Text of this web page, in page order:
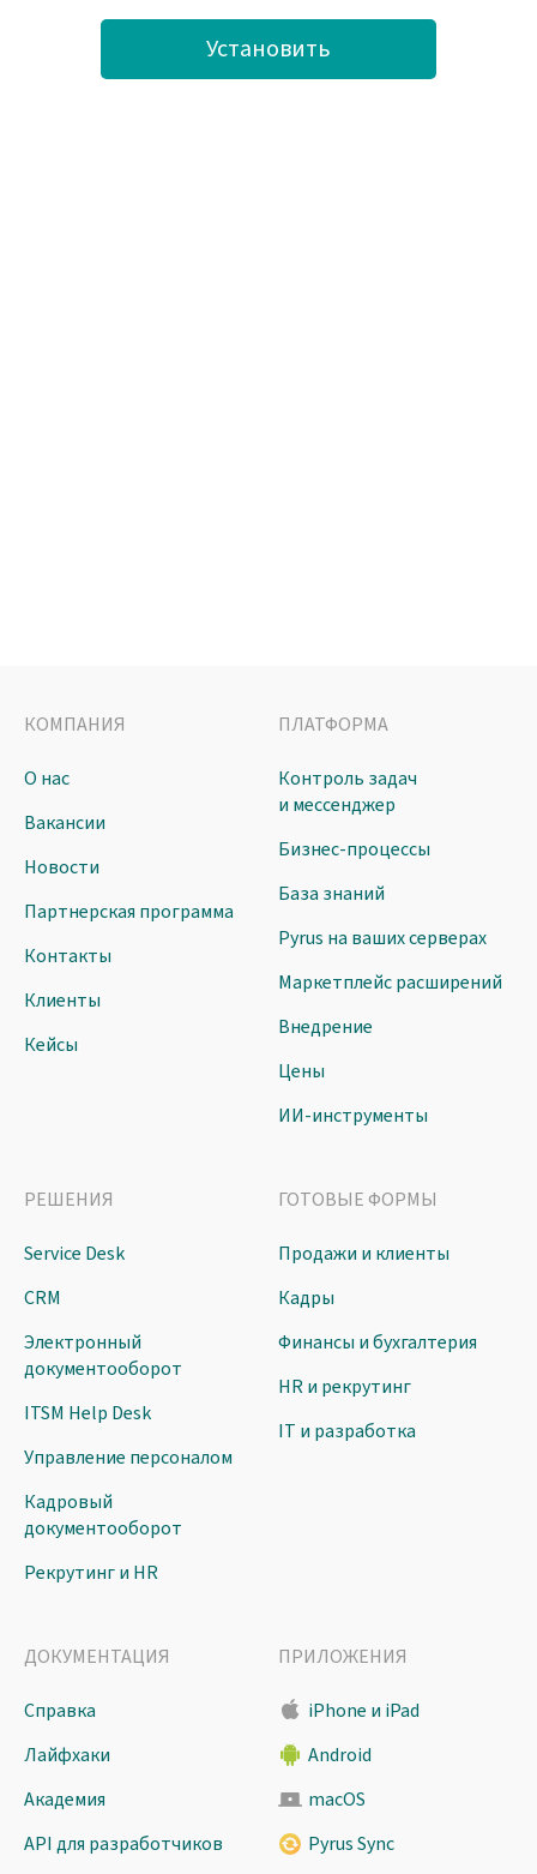
Установить
КОМПАНИЯ
О нас
Вакансии
Новости
Партнерская программа
Контакты
Клиенты
Кейсы
ПЛАТФОРМА
Контроль задач
и мессенджер
Бизнес-процессы
База знаний
Pyrus на ваших серверах
Маркетплейс расширений
Внедрение
Цены
ИИ-инструменты
РЕШЕНИЯ
Service Desk
CRM
Электронный
документооборот
ITSM Help Desk
Управление персоналом
Кадровый
документооборот
Рекрутинг и HR
ГОТОВЫЕ ФОРМЫ
Продажи и клиенты
Кадры
Финансы и бухгалтерия
HR и рекрутинг
IT и разработка
ДОКУМЕНТАЦИЯ
Справка
Лайфхаки
Академия
API для разработчиков
ПРИЛОЖЕНИЯ
iPhone и iPad
Android
macOS
Pyrus Sync